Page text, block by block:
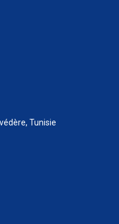
Tunisie